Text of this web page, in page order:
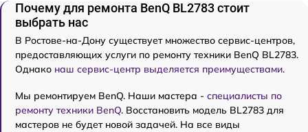
Почему для ремонта BenQ BL2783 стоит
выбрать нас
В Ростове-на-Дону существует множество сервис-центров,
предоставляющих услуги по ремонту техники BenQ BL2783.
Однако наш сервис-центр выделяется преимуществами.
Мы ремонтируем BenQ. Наши мастера - специалисты по
ремонту техники BenQ. Восстановить модель BL2783 для
мастеров не будет новой задачей. На все виды